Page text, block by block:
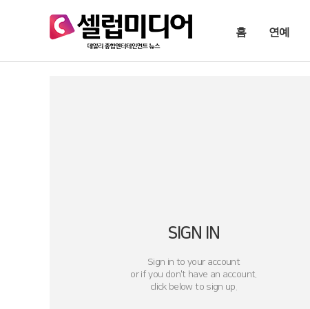
홈 연예
SIGN IN
Sign in to your account
or if you don't have an account.
click below to sign up.